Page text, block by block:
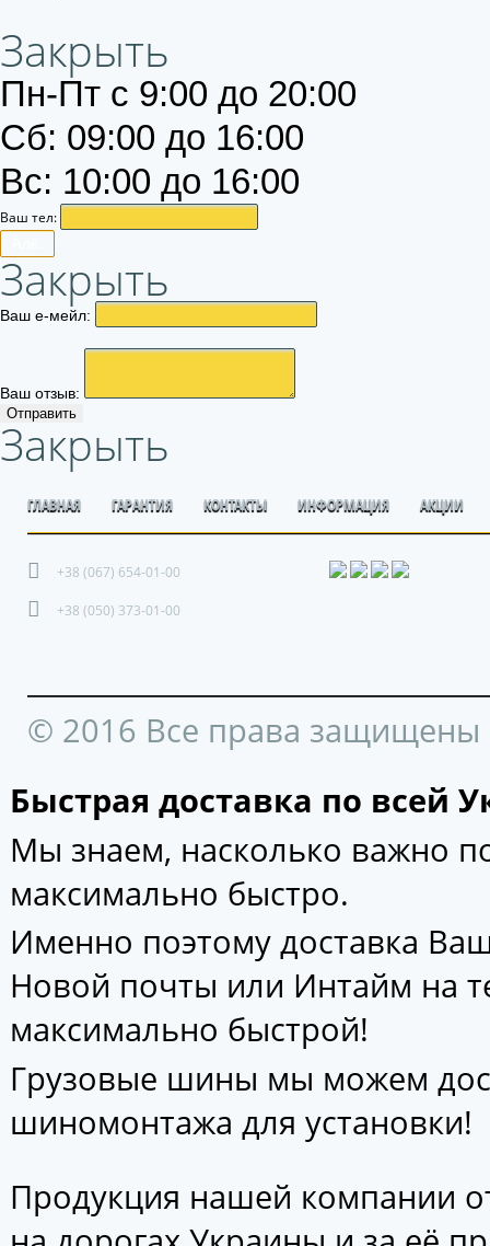
Закрыть
Пн-Пт с 9:00 до 20:00
Сб: 09:00 до 16:00
Вс: 10:00 до 16:00
Ваш тел:
Закрыть
Ваш е-мейл:
Ваш отзыв:
Отправить
Закрыть
ГЛАВНАЯ ГАРАНТИЯ КОНТАКТЫ ИНФОРМАЦИЯ АКЦИИ
+38 (067) 654-01-00
+38 (050) 373-01-00
© 2016 Все права защищены
Быстрая доставка по всей
Мы знаем, насколько важно
максимально быстро.
Именно поэтому доставка
Новой почты или Интайм на
максимально быстрой!
Грузовые шины мы можем
шиномонтажа для установки!
Продукция нашей компании